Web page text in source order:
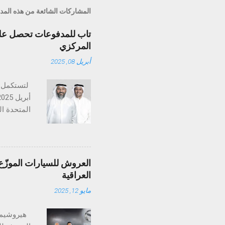
المشاركات الشائعة من هذه
تاب للمدفوعات تحصل
المركزي
أبريل 08, 2025
متخصصة
العروش للسيارات
العراقية
مايو 12, 2025